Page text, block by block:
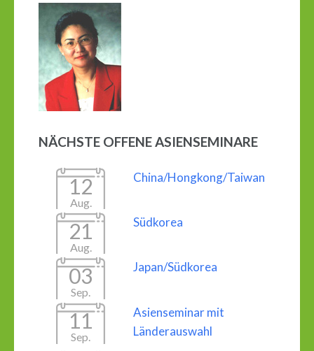
NÄCHSTE OFFENE ASIENSEMINARE
12
Aug.
China/Hongkong/Taiwan
21
Aug.
Südkorea
03
Sep.
Japan/Südkorea
11
Sep.
Asienseminar mit
Länderauswahl